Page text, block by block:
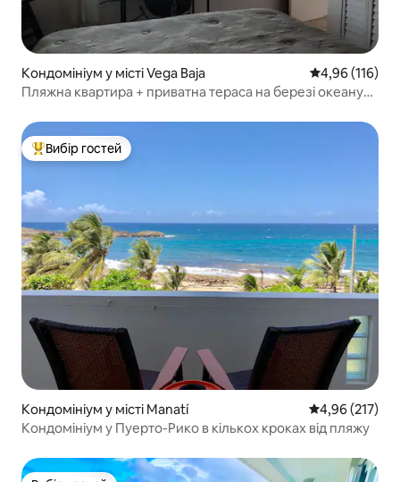
Кондомініум у місті Vega Baja Середня
4,96 (116)
Пляжна квартира + приватна тераса на березі океану
Топ вибір гостей
Вибір гостей
Кондомініум у місті Manatí Середня
4,96 (217)
Кондомініум у Пуерто-Рико в кількох кроках від пляжу